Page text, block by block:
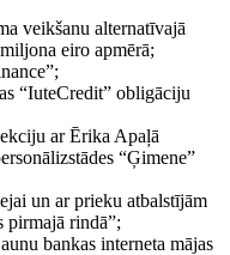
veikšanu alternatīvajā
eiro apmērā;
“IuteCredit” obligāciju
ar Ērika Apaļā
“Ģimene”
un ar prieku atbalstījām
pirmajā rindā”;
bankas interneta mājas